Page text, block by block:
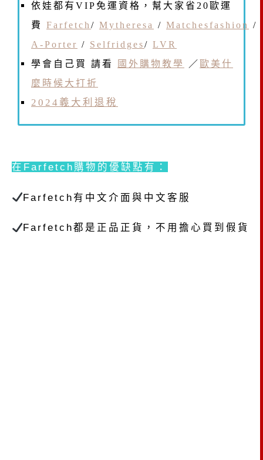
依娃都有VIP免運資格，幫大家省20歐運
費 Farfetch / Mytheresa / Matchesfashion /
A-Porter / Selfridges/ LVR
學會自己買 請看
國外購物教學 ／ 歐美什
麼時候大打折
2024義大利退稅
在Farfetch購物的優缺點有：
Farfetch有中文介面與中文客服
Farfetch都是正品正貨，不用擔心買到假貨